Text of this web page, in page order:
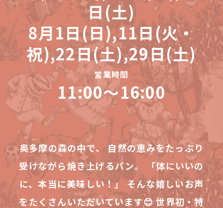
日(土)
8月1日(日),11日(火・
祝),22日(土),29日(土)
営業時間
11:00〜16:00
奥多摩の森の中で、 自然の恵みをたっぷり
受けながら焼き上げるパン。 「体にいいの
に、本当に美味しい！」 そんな嬉しいお声
をたくさんいただいています😊 世界初・特